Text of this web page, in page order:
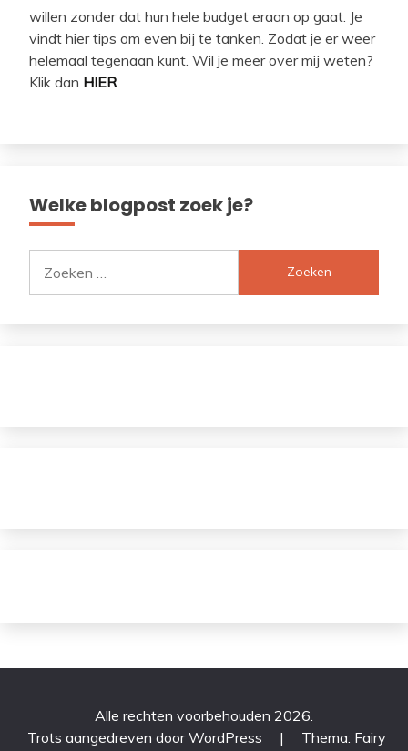
willen zonder dat hun hele budget eraan op gaat. Je
vindt hier tips om even bij te tanken. Zodat je er weer
helemaal tegenaan kunt. Wil je meer over mij weten?
Klik dan HIER
Welke blogpost zoek je?
naar:
Alle rechten voorbehouden 2026.
Trots aangedreven door WordPress
|
Thema: Fairy